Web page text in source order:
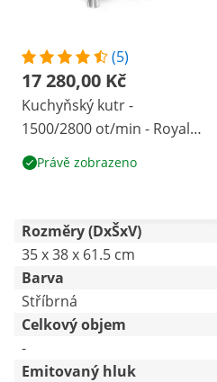
(5)
17 280,00 Kč
Kuchyňský kutr -
1500/2800 ot/min - Royal
Catering - 8 l
Právě zobrazeno
Rozměry (DxŠxV)
35 x 38 x 61.5 cm
Barva
Stříbrná
Celkový objem
-
Emitovaný hluk